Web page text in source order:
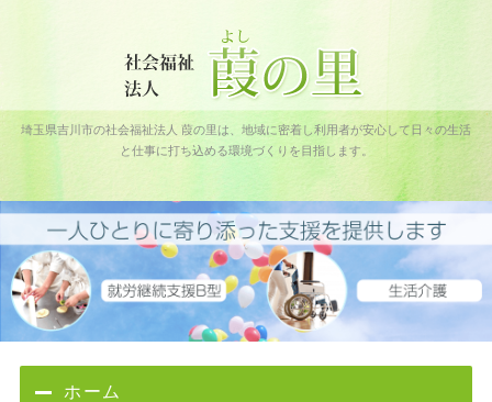
社会福祉法人 葭の里｜吉川フレンドパーク障害者通所施設｜埼玉
県吉川市
埼玉県吉川市の社会福祉法人 葭の里は、地域に密着し利用者が安心して日々の生活
と仕事に打ち込める環境づくりを目指します。
ホーム